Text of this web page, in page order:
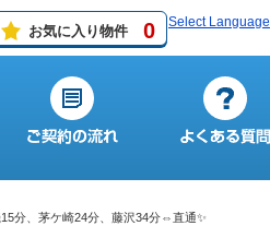
お気に入り物件 0 Select Language
分、茅ケ崎24分、藤沢34分⇔直通✨